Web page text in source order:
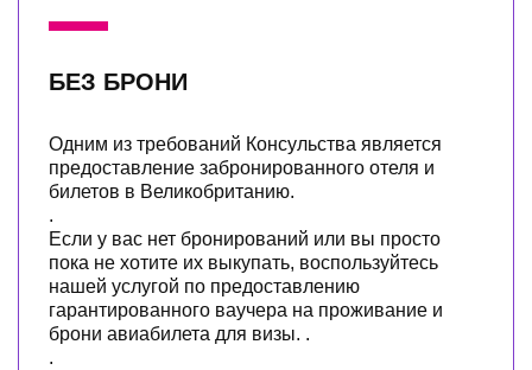
БЕЗ БРОНИ
Одним из требований Консульства является
предоставление забронированного отеля и
билетов в Великобританию.
.
Если у вас нет бронирований или вы просто
пока не хотите их выкупать, воспользуйтесь
нашей услугой по предоставлению
гарантированного ваучера на проживание и
брони авиабилета для визы. .
.